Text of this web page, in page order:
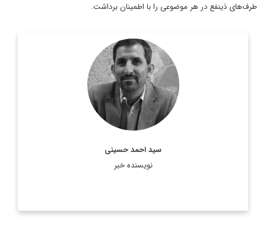
طرف‌های ذینفع در هر موضوعی را با اطمینان برداشت.
سید احمد حسینی
نویسنده خبر
کارشناس و تحلیل گر ارشد مسائل سیاسی و بین المللی.
اطلاعات بیشتر